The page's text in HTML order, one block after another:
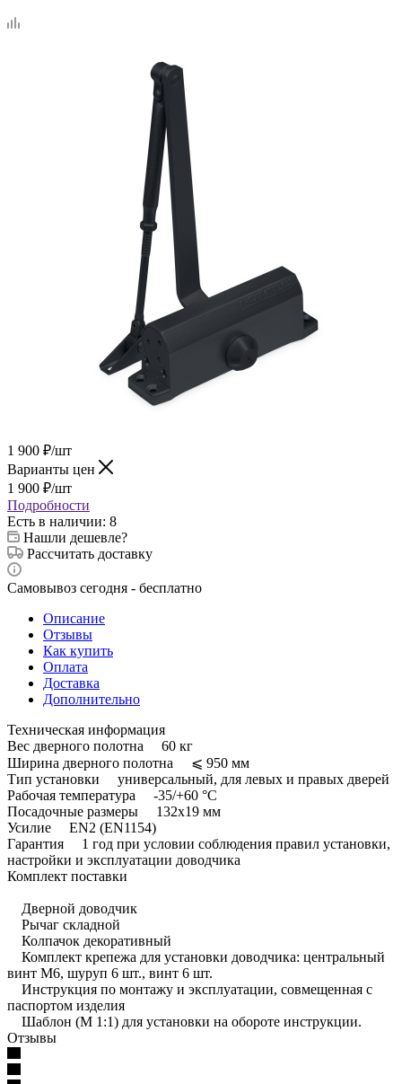
1 900 ₽/шт
Варианты цен
1 900 ₽/шт
Подробности
Есть в наличии: 8
Нашли дешевле?
Рассчитать доставку
Самовывоз сегодня - бесплатно
Описание
Отзывы
Как купить
Оплата
Доставка
Дополнительно
Техническая информация
Вес дверного полотна 60 кг
Ширина дверного полотна ⩽ 950 мм
Тип установки универсальный, для левых и правых дверей
Рабочая температура -35/+60 °С
Посадочные размеры 132x19 мм
Усилие EN2 (EN1154)
Гарантия 1 год при условии соблюдения правил установки,
настройки и эксплуатации доводчика
Комплект поставки
Дверной доводчик
Рычаг складной
Колпачок декоративный
Комплект крепежа для установки доводчика: центральный
винт М6, шуруп 6 шт., винт 6 шт.
Инструкция по монтажу и эксплуатации, совмещенная с
паспортом изделия
Шаблон (М 1:1) для установки на обороте инструкции.
Отзывы